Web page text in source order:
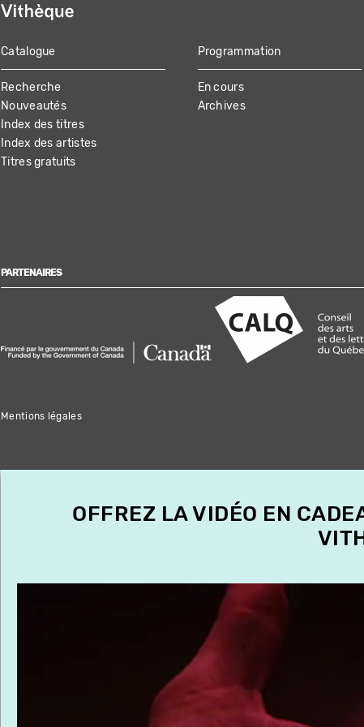
MAIN
NAVIGATION
Catalogue
Recherche
Nouveautés
Index des titres
Index des artistes
Titres gratuits
Programmation
En cours
Archives
PARTENAIRES
Mentions légales
OFFREZ LA VIDÉO EN